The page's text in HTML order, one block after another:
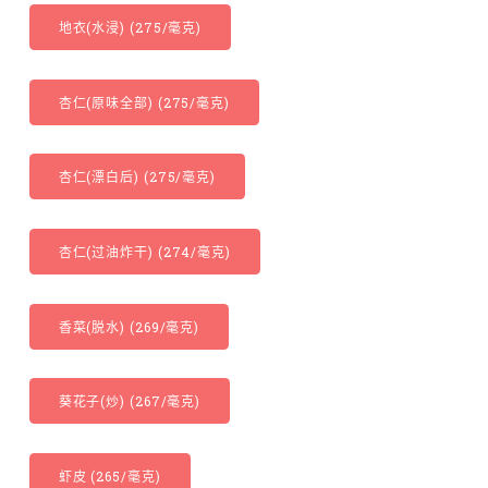
地衣(水浸) (275/毫克)
杏仁(原味全部) (275/毫克)
杏仁(漂白后) (275/毫克)
杏仁(过油炸干) (274/毫克)
香菜(脱水) (269/毫克)
葵花子(炒) (267/毫克)
虾皮 (265/毫克)